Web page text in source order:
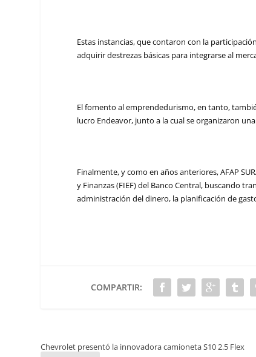
Estas instancias, que contaron con la
adquirir destrezas básicas para integrarse al
El fomento al emprendedurismo, en tanto,
lucro Endeavor, junto a la cual se organizaron
Finalmente, y como en años anteriores, AFAP
y Finanzas (FIEF) del Banco Central, buscando
administración del dinero, la planificación de
COMPARTIR:
Chevrolet presentó la innovadora camioneta S10 2.5 Flex